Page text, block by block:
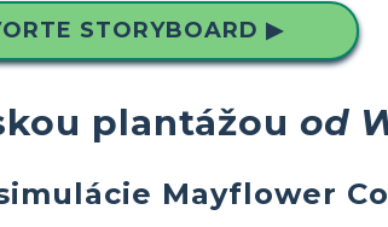
STORYBOARD ▶
plantážou od
Mayflower